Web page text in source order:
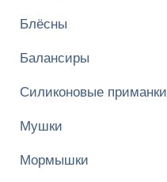
Блёсны
Балансиры
Силиконовые приманки
Мушки
Мормышки